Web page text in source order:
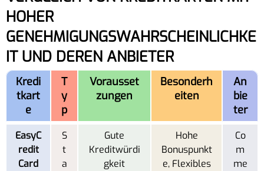
HOHER
GENEHMIGUNGSWAHRSCHEINLICHKE
IT UND DEREN ANBIETER
Kredi
tkart
e
T
y
p
Vorausset
zungen
Besonderh
eiten
An
bie
ter
EasyC
redit
Card
S
t
a
Gute
Kreditwürdi
gkeit
Hohe
Bonuspunkt
e, Flexibles
Co
m
me